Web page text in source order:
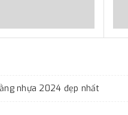
nhựa 2024 đẹp nhất